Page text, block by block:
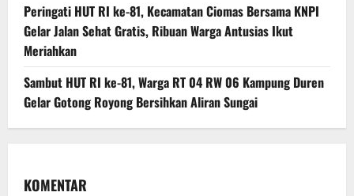
Peringati HUT RI ke-81, Kecamatan Ciomas Bersama KNPI
Gelar Jalan Sehat Gratis, Ribuan Warga Antusias Ikut
Meriahkan
Sambut HUT RI ke-81, Warga RT 04 RW 06 Kampung Duren
Gelar Gotong Royong Bersihkan Aliran Sungai
KOMENTAR